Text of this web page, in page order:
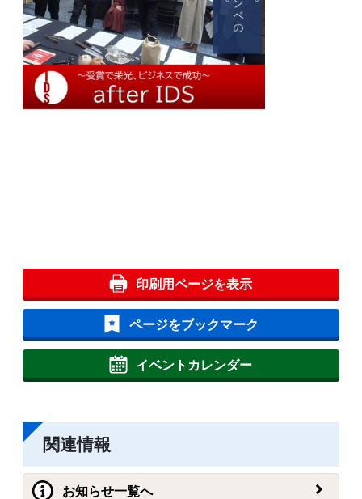
印刷用ページを表示
ページをブックマーク
イベントカレンダー
関連情報
お知らせ一覧へ